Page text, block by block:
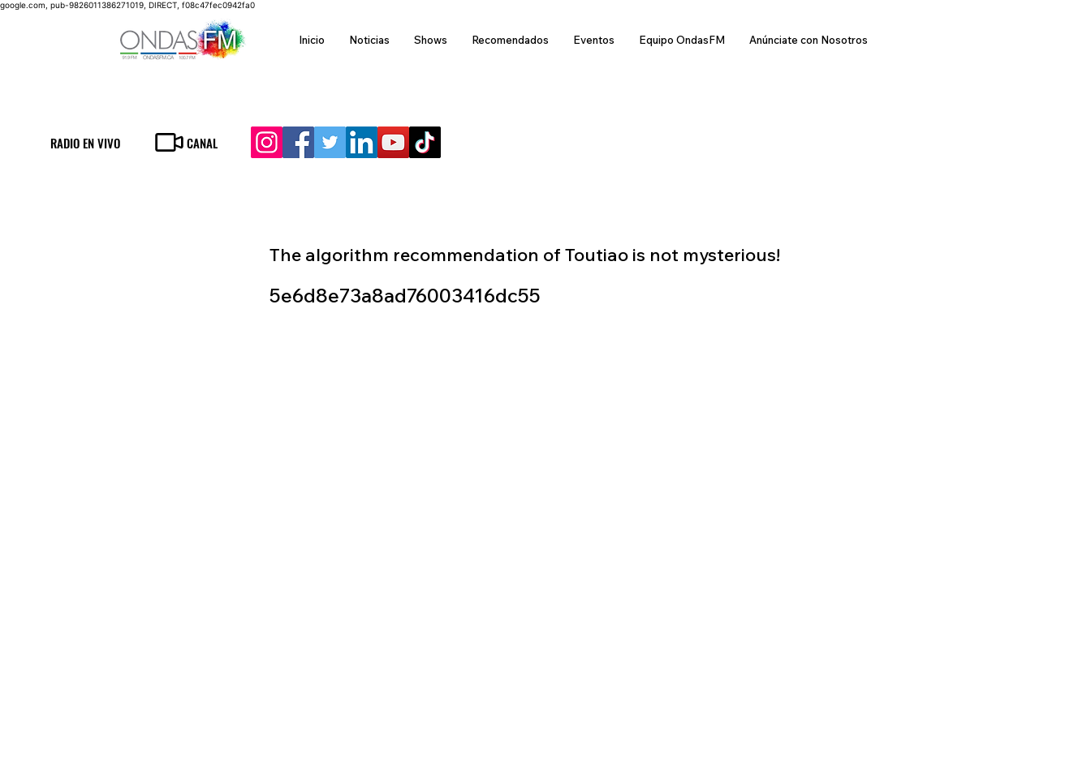
google.com, pub-9826011386271019, DIRECT, f08c47fec0942fa0
Inicio Noticias Shows Recomendados Eventos Equipo OndasFM Anúnciate con Nosotros
RADIO EN VIVO CANAL
The algorithm recommendation of Toutiao is not mysterious!
5e6d8e73a8ad76003416dc55